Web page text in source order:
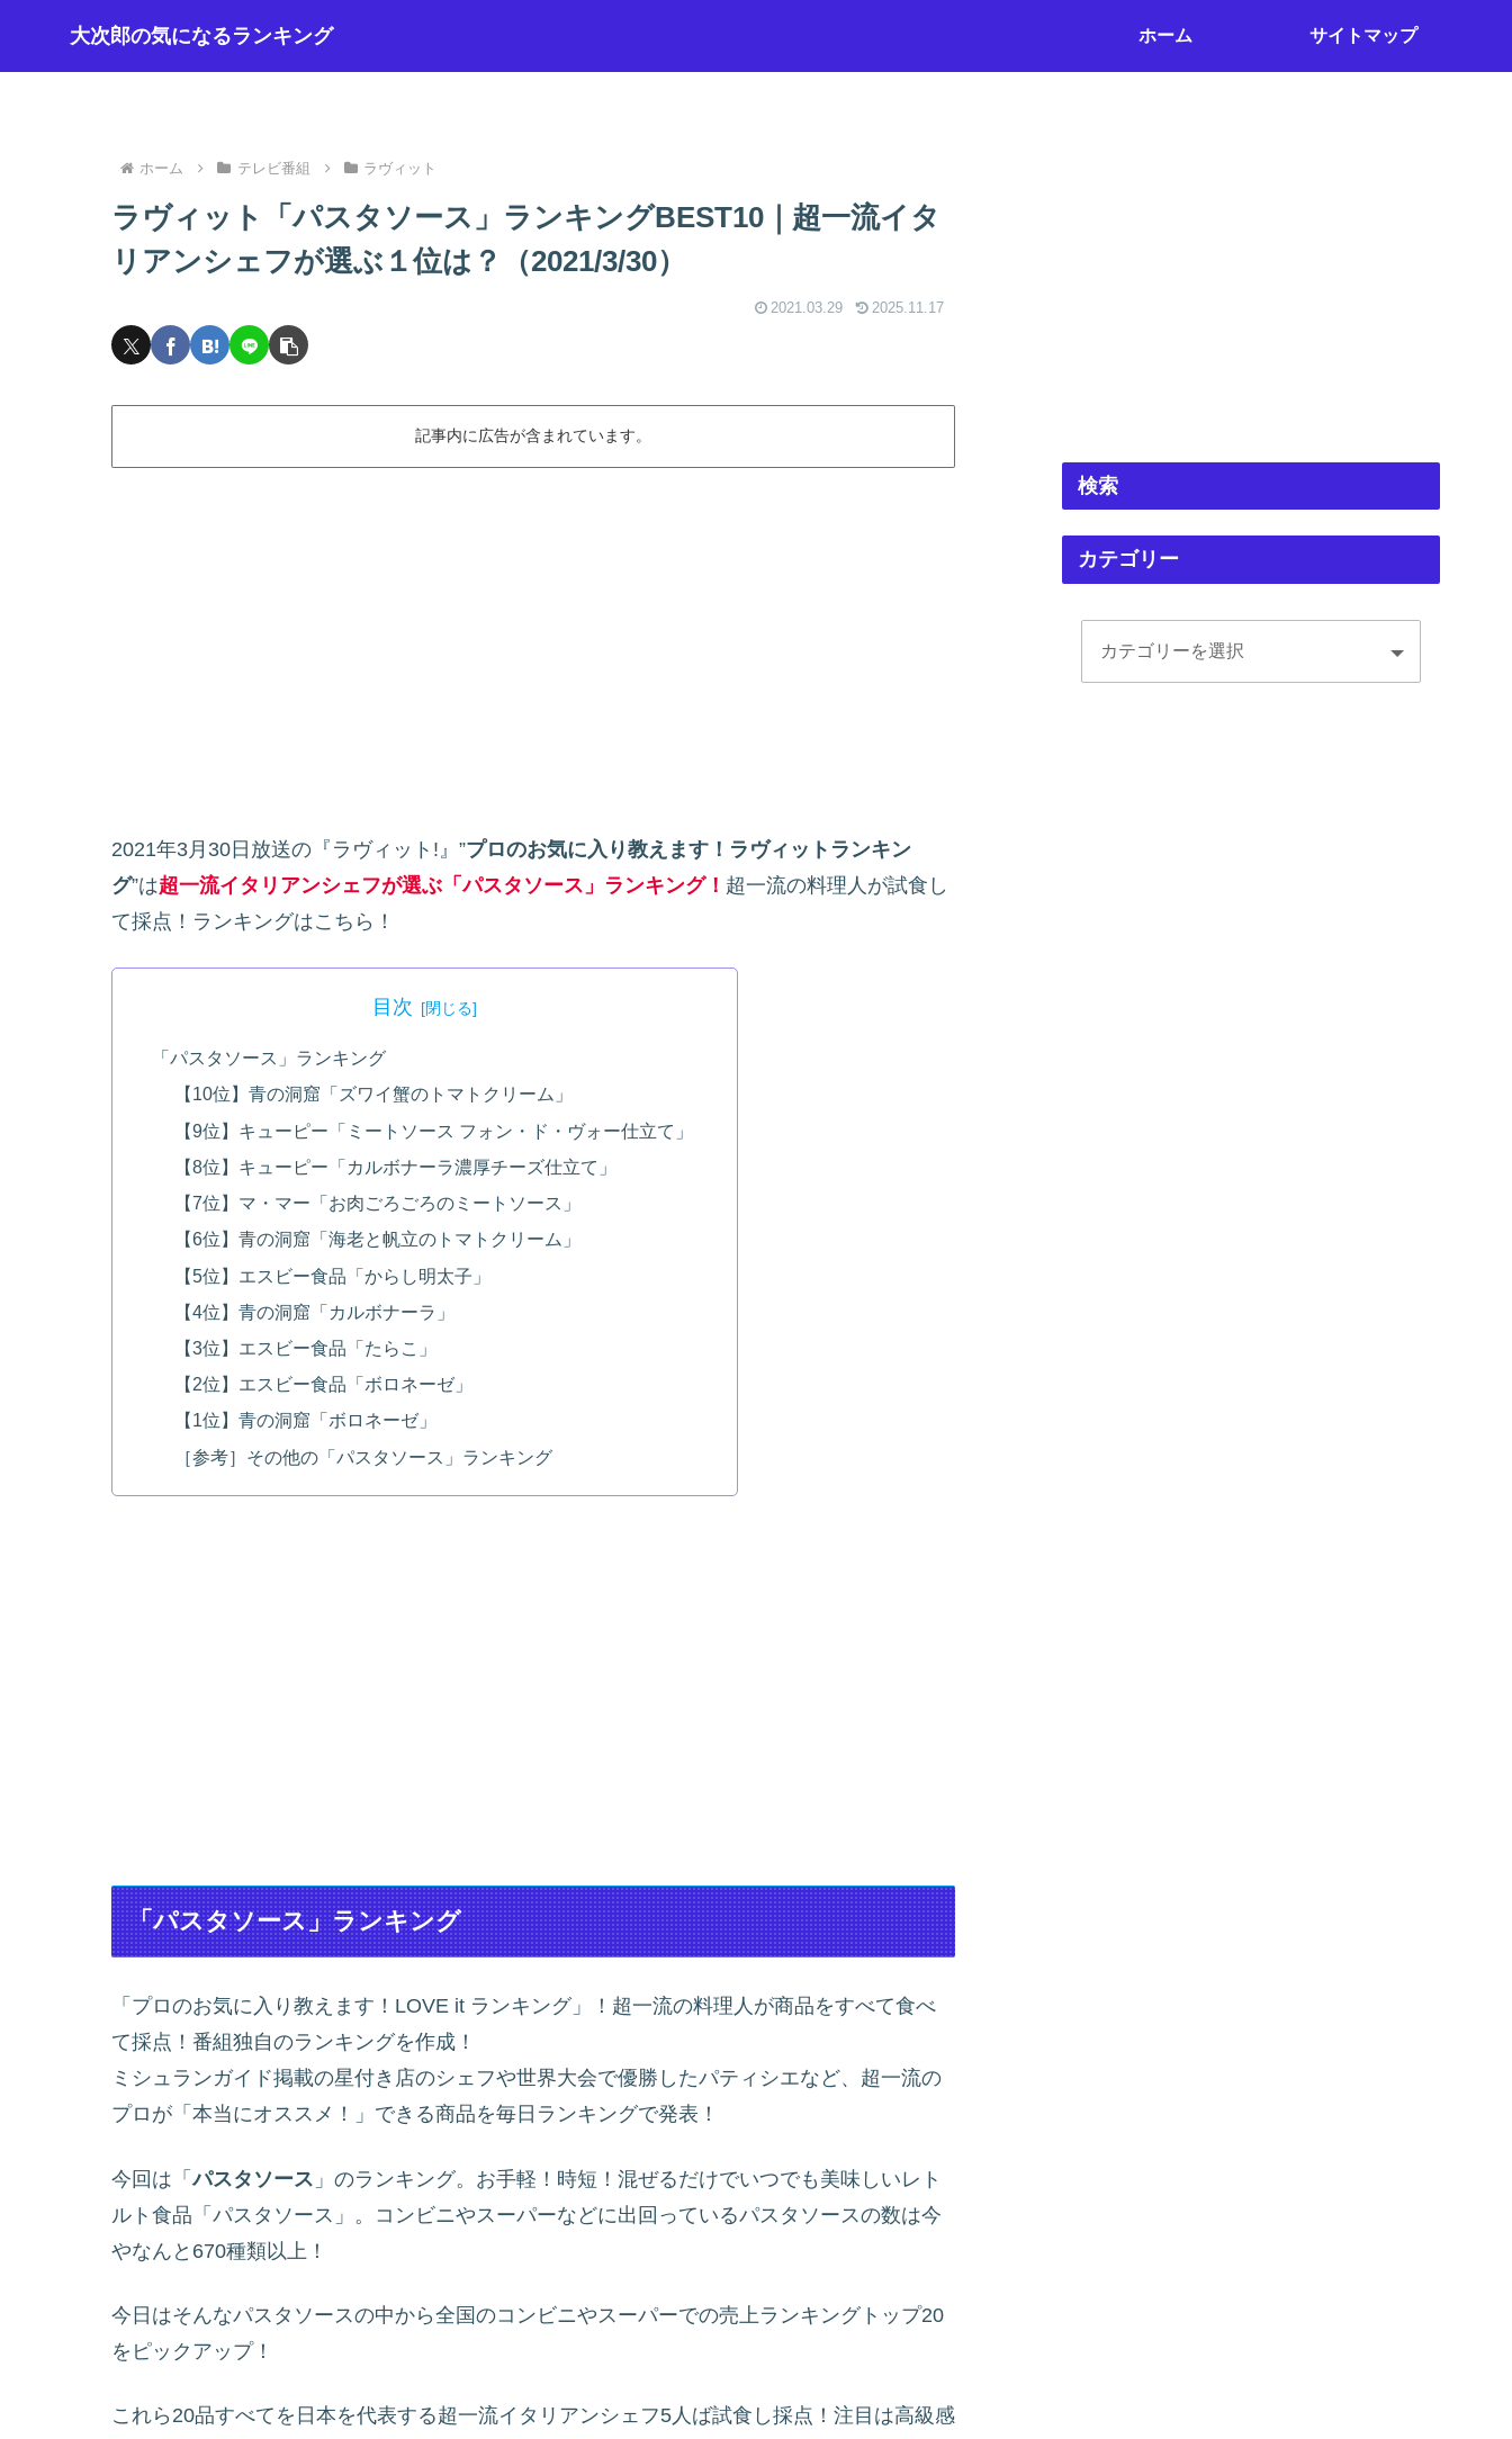
大次郎の気になるランキング ホーム サイトマップ
ホーム テレビ番組 ラヴィット
ラヴィット「パスタソース」ランキングBEST10｜超一流イタ
リアンシェフが選ぶ１位は？（2021/3/30）
2021.03.29 2025.11.17
記事内に広告が含まれています。
2021年3月30日放送の『ラヴィット!』”プロのお気に入り教えます！ラヴィットランキン
グ”は超一流イタリアンシェフが選ぶ「パスタソース」ランキング！ 超一流の料理人が試食し
て採点！ランキングはこちら！
目次
「パスタソース」ランキング
【10位】青の洞窟「ズワイ蟹のトマトクリーム」
【9位】キューピー「ミートソース フォン・ド・ヴォー仕立て」
【8位】キューピー「カルボナーラ濃厚チーズ仕立て」
【7位】マ・マー「お肉ごろごろのミートソース」
【6位】青の洞窟「海老と帆立のトマトクリーム」
【5位】エスビー食品「からし明太子」
【4位】青の洞窟「カルボナーラ」
【3位】エスビー食品「たらこ」
【2位】エスビー食品「ボロネーゼ」
【1位】青の洞窟「ボロネーゼ」
［参考］その他の「パスタソース」ランキング
「パスタソース」ランキング
「プロのお気に入り教えます！LOVE it ランキング」！超一流の料理人が商品をすべて食べ
て採点！番組独自のランキングを作成！
ミシュランガイド掲載の星付き店のシェフや世界大会で優勝したパティシエなど、超一流の
プロが「本当にオススメ！」できる商品を毎日ランキングで発表！
今回は「パスタソース 」のランキング。お手軽！時短！混ぜるだけでいつでも美味しいレト
ルト食品「パスタソース」。コンビニやスーパーなどに出回っているパスタソースの数は今
やなんと670種類以上！
今日はそんなパスタソースの中から全国のコンビニやスーパーでの売上ランキングトップ20
をピックアップ！
これら20品すべてを日本を代表する超一流イタリアンシェフ5人ば試食し採点！注目は高級感
検索
カテゴリー